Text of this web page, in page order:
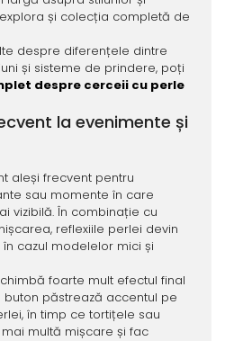
și colecția completă de
despre diferențele dintre
și sisteme de prindere, poți
despre cerceii cu perle
la evenimente și
aleși frecvent pentru
sau momente în care
vizibilă. În combinație cu
reflexiile perlei devin
cazul modelelor mici și
foarte mult efectul final
păstrează accentul pe
în timp ce tortițele sau
multă mișcare și fac